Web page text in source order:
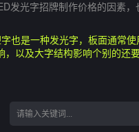
发光字招牌制作价格的因素
也是一种发光字，板面通常
以及大字结构影响个别的还要